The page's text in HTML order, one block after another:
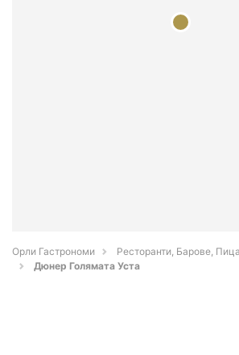
Орли Гастрономи
Ресторанти, Барове,
Дюнер Голямата Уста